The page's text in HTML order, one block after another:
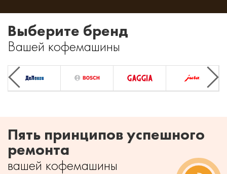
Выберите бренд
Вашей кофемашины
Previous Next
Пять принципов успешного
ремонта
вашей кофемашины